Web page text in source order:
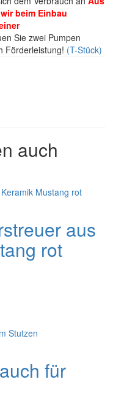
beim Einbau
Sie zwei Pumpen
Förderleistung! (T-Stück)
auch
aus
rot
für